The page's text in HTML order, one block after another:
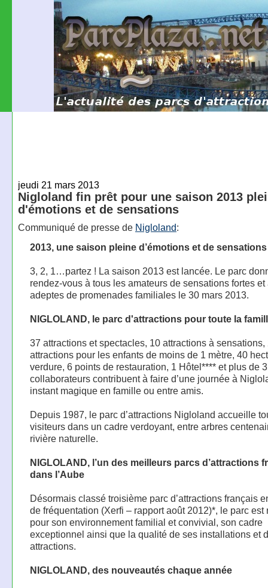
jeudi 21 mars 2013
Nigloland fin prêt pour une saison 2013
d'émotions et de sensations
Communiqué de presse de Nigloland:
2013, une saison pleine d’émotions et de
3, 2, 1…partez ! La saison 2013 est lancée. Le parc
rendez-vous à tous les amateurs de sensations fortes et
adeptes de promenades familiales le 30 mars 2013.
NIGLOLAND, le parc d'attractions pour toute la
37 attractions et spectacles, 10 attractions à sensations,
attractions pour les enfants de moins de 1 mètre, 40
verdure, 6 points de restauration, 1 Hôtel**** et plus de
collaborateurs contribuent à faire d’une journée à
instant magique en famille ou entre amis.
Depuis 1987, le parc d’attractions Nigloland accueille
visiteurs dans un cadre verdoyant, entre arbres
rivière naturelle.
NIGLOLAND, l’un des meilleurs parcs d’attractions
dans l’Aube
Désormais classé troisième parc d’attractions français
de fréquentation (Xerfi – rapport août 2012)*, le parc est
pour son environnement familial et convivial, son cadre
exceptionnel ainsi que la qualité de ses installations et
attractions.
NIGLOLAND, des nouveautés chaque année